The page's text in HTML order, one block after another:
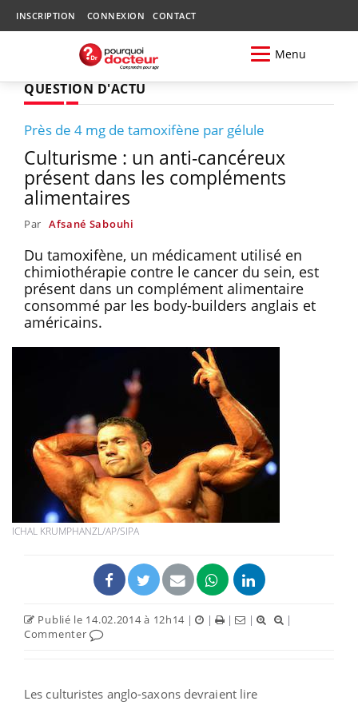
INSCRIPTION CONNEXION CONTACT
Menu
QUESTION D'ACTU
Près de 4 mg de tamoxifène par gélule
Culturisme : un anti-cancéreux
présent dans les compléments
alimentaires
Par Afsané Sabouhi
Du tamoxifène, un médicament utilisé en
chimiothérapie contre le cancer du sein, est
présent dans un complément alimentaire
consommé par les body-builders anglais et
américains.
ICHAL KRUMPHANZL/AP/SIPA
Publié le 14.02.2014 à 12h14 | | | |
|
Commenter
Les culturistes anglo-saxons devraient lire